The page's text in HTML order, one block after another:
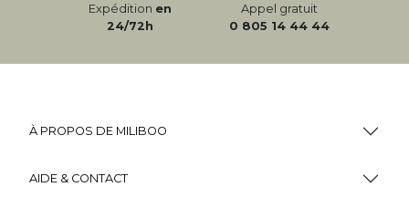
Expédition en
24/72h
Appel gratuit
0 805 14 44 44
À PROPOS DE MILIBOO
AIDE & CONTACT